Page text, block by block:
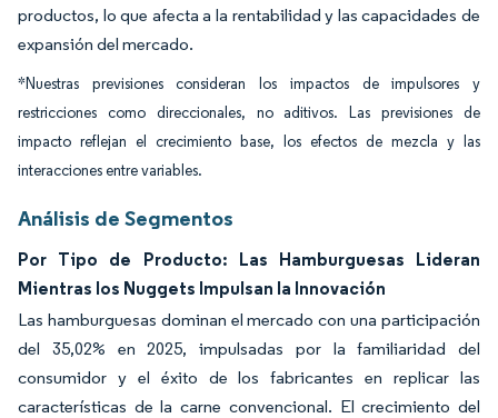
productos, lo que afecta a la rentabilidad y las capacidades de
expansión del mercado.
*Nuestras previsiones consideran los impactos de impulsores y
restricciones como direccionales, no aditivos. Las previsiones de
impacto reflejan el crecimiento base, los efectos de mezcla y las
interacciones entre variables.
Análisis de Segmentos
Por Tipo de Producto: Las Hamburguesas Lideran
Mientras los Nuggets Impulsan la Innovación
Las hamburguesas dominan el mercado con una participación
del 35,02% en 2025, impulsadas por la familiaridad del
consumidor y el éxito de los fabricantes en replicar las
características de la carne convencional. El crecimiento del